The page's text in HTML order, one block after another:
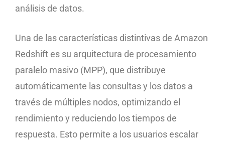
análisis de datos.
Una de las características distintivas de Amazon
Redshift es su arquitectura de procesamiento
paralelo masivo (MPP), que distribuye
automáticamente las consultas y los datos a
través de múltiples nodos, optimizando el
rendimiento y reduciendo los tiempos de
respuesta. Esto permite a los usuarios escalar